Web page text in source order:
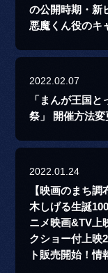
の公開時期・新
悪魔くん役のキ
2022.02.07
「まんが王国
祭」 開催方法
2022.01.24
【映画のまち
木しげる生誕
ニメ映画&TV上
クショー付上映
ト販売開始！情